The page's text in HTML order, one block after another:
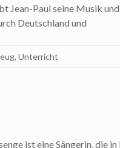
Jean-Paul seine Musik
Deutschland und
, Unterricht
ist eine Sängerin, die